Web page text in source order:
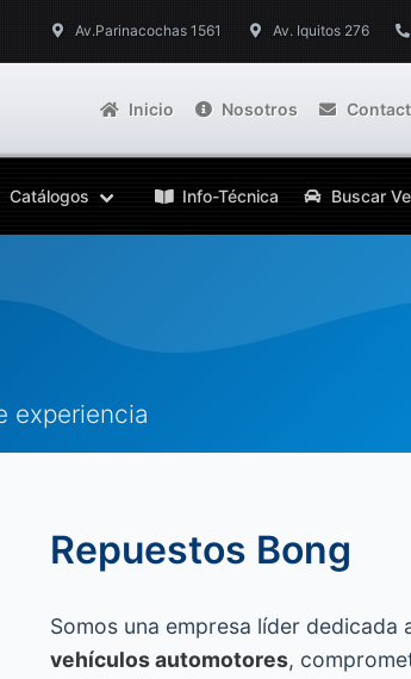
Av.Parinacochas 1561 Av. Iquitos 276
Inicio Nosotros
Catálogos Info-Técnica Buscar
experiencia
Repuestos Bong
Somos una empresa líder dedicada
vehículos automotores,